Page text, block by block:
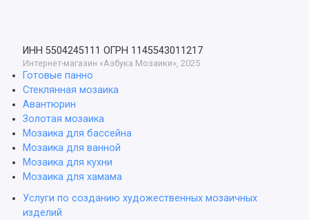
ИНН 5504245111 ОГРН 1145543011217
Интернет-магазин «Азбука Мозаики», 2025
Готовые панно
Стеклянная мозаика
Авантюрин
Золотая мозаика
Мозаика для бассейна
Мозаика для ванной
Мозаика для кухни
Мозаика для хамама
Услуги по созданию художественных мозаичных
изделий